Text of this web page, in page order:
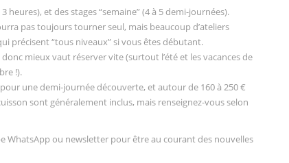
heures), et des stages “semaine” (4 à 5 demi-journées).
pas toujours tourner seul, mais beaucoup d’ateliers
précisent “tous niveaux” si vous êtes débutant.
mieux vaut réserver vite (surtout l’été et les vacances de
!).
une demi-journée découverte, et autour de 160 à 250 €
sont généralement inclus, mais renseignez-vous selon
WhatsApp ou newsletter pour être au courant des nouvelles